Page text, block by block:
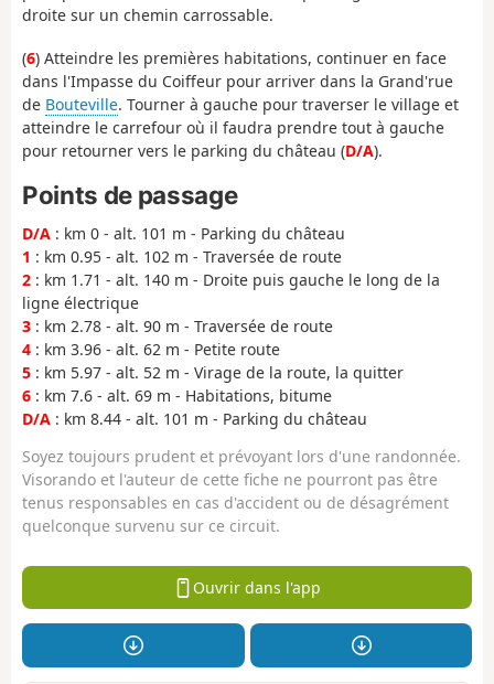
droite sur un chemin carrossable.
(6) Atteindre les premières habitations, continuer en face
dans l'Impasse du Coiffeur pour arriver dans la Grand'rue
de Bouteville. Tourner à gauche pour traverser le village et
atteindre le carrefour où il faudra prendre tout à gauche
pour retourner vers le parking du château (D/A).
Points de passage
D/A : km 0 - alt. 101 m - Parking du château
1 : km 0.95 - alt. 102 m - Traversée de route
2 : km 1.71 - alt. 140 m - Droite puis gauche le long de la
ligne électrique
3 : km 2.78 - alt. 90 m - Traversée de route
4 : km 3.96 - alt. 62 m - Petite route
5 : km 5.97 - alt. 52 m - Virage de la route, la quitter
6 : km 7.6 - alt. 69 m - Habitations, bitume
D/A : km 8.44 - alt. 101 m - Parking du château
Soyez toujours prudent et prévoyant lors d'une randonnée.
Visorando et l'auteur de cette fiche ne pourront pas être
tenus responsables en cas d'accident ou de désagrément
quelconque survenu sur ce circuit.
Ouvrir dans l'app